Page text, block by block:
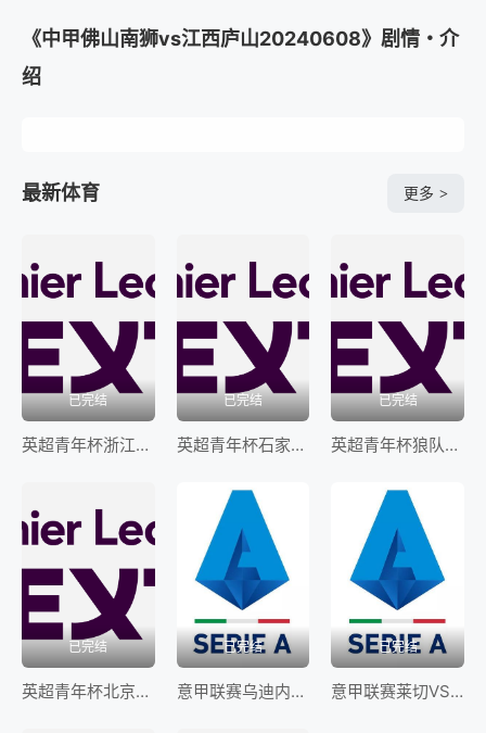
《中甲佛山南狮vs江西庐山20240608》剧情・介
绍
最新体育 更多 >
已完结
英超青年杯浙江FCvs上海申花20260406
已完结
英超青年杯石家庄功夫vs阿森纳20260406
已完结
英超青年杯狼队vs中国香港精英队20260406
已完结
英超青年杯北京男足选拔队vs阿斯顿维拉20260406
已完结
意甲联赛乌迪内斯VS科莫20260406
已完结
意甲联赛莱切VS亚特兰大20260406